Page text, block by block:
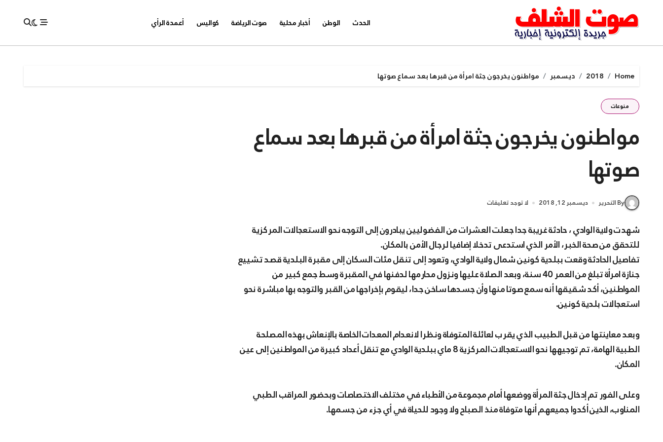
content
الحدث الوطن أخبار محلية صوت الرياضة كواليس أعمدة الرأي
Home
2018 ديسمبر مواطنون يخرجون جثة امرأة من قبرها بعد سماع صوتها
منوعات
مواطنون يخرجون جثة امرأة من قبرها بعد سماع
صوتها
By التحرير ديسمبر 12, 2018 لا توجد تعليقات
شهدت ولاية الوادي ، حادثة غريبة جدا جعلت العشرات من الفضوليين يبادرون إلى التوجه نحو الاستعجالات المركزية
للتحقق من صحة الخبر، الأمر الذي استدعى تدخلا إضافيا لرجال الأمن بالمكان.
تفاصيل الحادثة وقعت ببلدية كونين شمال ولاية الوادي، وتعود إلى تنقل مئات السكان إلى مقبرة البلدية قصد تشييع
جنازة امرأة تبلغ من العمر 40 سنة، وبعد الصلاة عليها ونزول محارمها لدفنها في المقبرة وسط جمع كبير من
المواطنين، أكد شقيقها أنه سمع صوتا منها وأن جسدها ساخن جدا، ليقوم بإخراجها من القبر والتوجه بها مباشرة نحو
استعجالات بلدية كونين.
وبعد معاينتها من قبل الطبيب الذي يقرب لعائلة المتوفاة ونظرا لانعدام المعدات الخاصة بالإنعاش بهذه المصلحة
الطبية الهامة، تم توجيهها نحو الاستعجالات المركزية 8 ماي ببلدية الوادي مع تنقل أعداد كبيرة من المواطنين إلى عين
المكان.
وعلى الفور تم إدخال جثة المرأة ووضعها أمام مجموعة من الأطباء في مختلف الاختصاصات وبحضور المراقب الطبي
المناوب، الذين أكدوا جميعهم أنها متوفاة منذ الصباح ولا وجود للحياة في أي جزء من جسمها.